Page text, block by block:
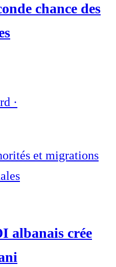
chance des
·
et migrations
albanais crée